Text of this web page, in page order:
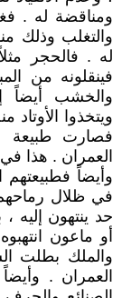
ومناقضة له .
والتغلب وذلك
له . فالحجر
فينقلونه من
والخشب أيضاً
ويتخذوا
فصارت طبيعة
العمران . هذا
وأيضاً
في ظلال
حد ينتهون إليه
أو ماعون
والملك بطلت
العمران .